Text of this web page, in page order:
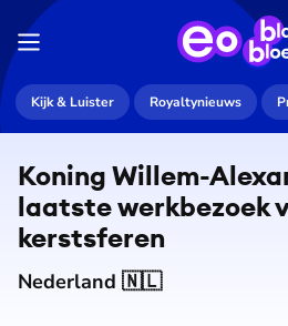
Kijk & Luister Royaltynieuws
Koning Willem-
laatste werkbezoek
kerstsferen
Nederland 🇳🇱